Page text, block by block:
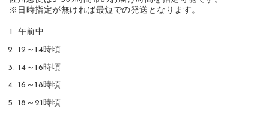
※日時指定が無ければ最短での発送となります。
午前中
12～14時頃
14～16時頃
16～18時頃
18～21時頃